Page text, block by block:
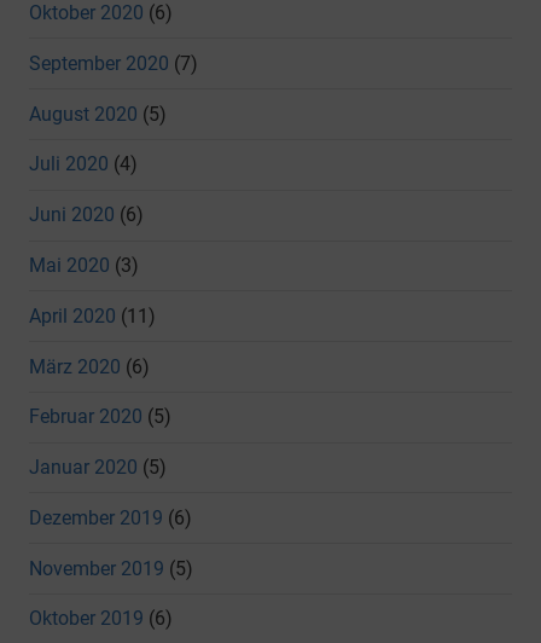
Oktober 2020 (6)
September 2020 (7)
August 2020 (5)
Juli 2020 (4)
Juni 2020 (6)
Mai 2020 (3)
April 2020 (11)
März 2020 (6)
Februar 2020 (5)
Januar 2020 (5)
Dezember 2019 (6)
November 2019 (5)
Oktober 2019 (6)